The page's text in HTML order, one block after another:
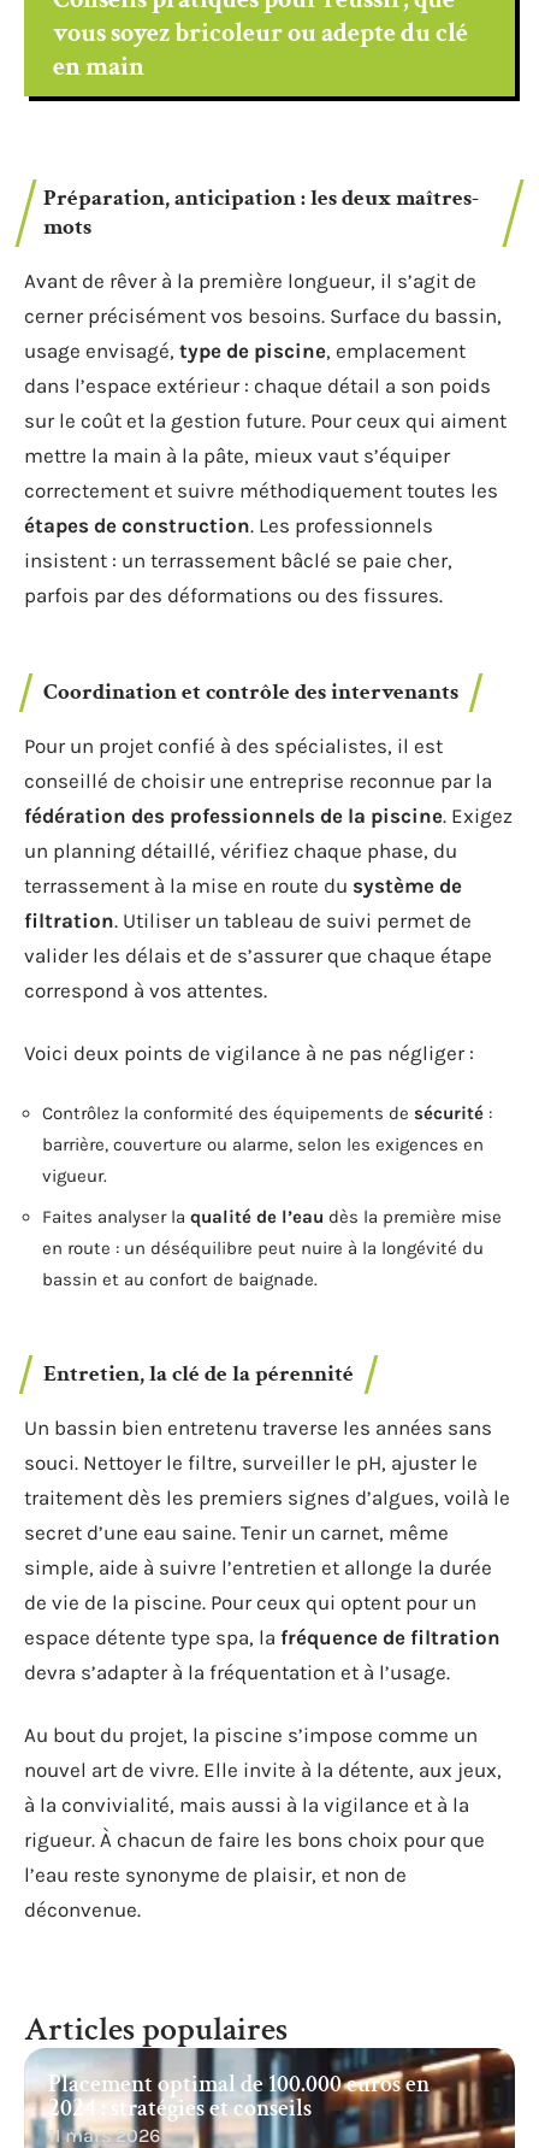
vous soyez bricoleur ou adepte du clé
en main
Préparation, anticipation : les deux maîtres-
mots
Avant de rêver à la première longueur, il s’agit de
cerner précisément vos besoins. Surface du bassin,
usage envisagé, type de piscine, emplacement
dans l’espace extérieur : chaque détail a son poids
sur le coût et la gestion future. Pour ceux qui aiment
mettre la main à la pâte, mieux vaut s’équiper
correctement et suivre méthodiquement toutes les
étapes de construction. Les professionnels
insistent : un terrassement bâclé se paie cher,
parfois par des déformations ou des fissures.
Coordination et contrôle des intervenants
Pour un projet confié à des spécialistes, il est
conseillé de choisir une entreprise reconnue par la
fédération des professionnels de la piscine. Exigez
un planning détaillé, vérifiez chaque phase, du
terrassement à la mise en route du système de
filtration. Utiliser un tableau de suivi permet de
valider les délais et de s’assurer que chaque étape
correspond à vos attentes.
Voici deux points de vigilance à ne pas négliger :
Contrôlez la conformité des équipements de sécurité :
barrière, couverture ou alarme, selon les exigences en
vigueur.
Faites analyser la qualité de l’eau dès la première mise
en route : un déséquilibre peut nuire à la longévité du
bassin et au confort de baignade.
Entretien, la clé de la pérennité
Un bassin bien entretenu traverse les années sans
souci. Nettoyer le filtre, surveiller le pH, ajuster le
traitement dès les premiers signes d’algues, voilà le
secret d’une eau saine. Tenir un carnet, même
simple, aide à suivre l’entretien et allonge la durée
de vie de la piscine. Pour ceux qui optent pour un
espace détente type spa, la fréquence de filtration
devra s’adapter à la fréquentation et à l’usage.
Au bout du projet, la piscine s’impose comme un
nouvel art de vivre. Elle invite à la détente, aux jeux,
à la convivialité, mais aussi à la vigilance et à la
rigueur. À chacun de faire les bons choix pour que
l’eau reste synonyme de plaisir, et non de
déconvenue.
Articles populaires
Placement optimal de 100.000 euros en
2024 : stratégies et conseils
11 mars 2026